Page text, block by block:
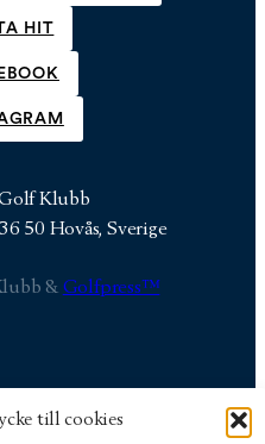
till cookies
HIT
Klubb
50 Hovås, Sverige
& Golfpress™